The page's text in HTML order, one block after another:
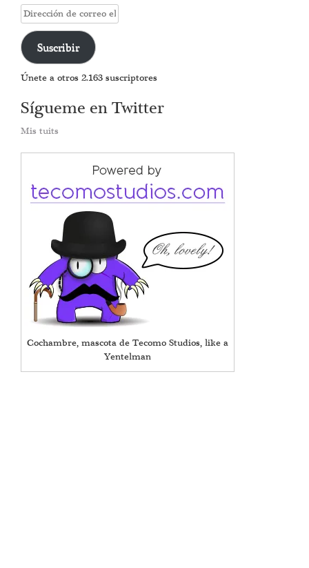
Dirección
de
correo
electrónico
Suscribir
Únete a otros 2.163 suscriptores
Sígueme en Twitter
Mis tuits
Cochambre, mascota de Tecomo Studios, like a
Yentelman